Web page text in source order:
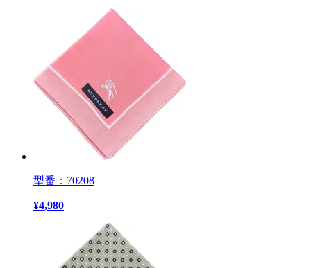
型番：70208
¥4,980